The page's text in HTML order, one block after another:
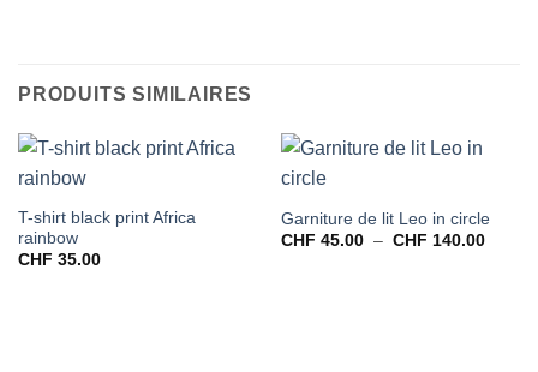
PRODUITS SIMILAIRES
T-shirt black print Africa
rainbow
CHF 35.00
Garniture de lit Leo in circle
CHF 45.00 – CHF 140.00Plage